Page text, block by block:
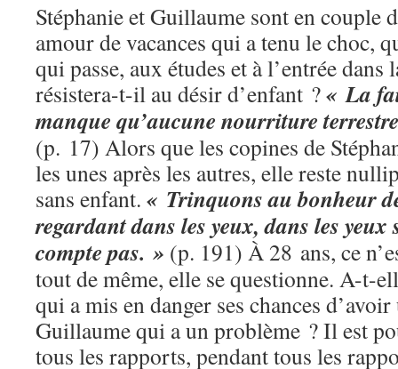
Stéphanie et Guillaume sont en couple
amour de vacances qui a tenu le choc,
qui passe, aux études et à l’entrée
résistera-t-il au désir d’enfant ?« La
manque qu’aucune nourriture
(p. 17) Alors que les copines de
les unes après les autres, elle reste
sans enfant. « Trinquons au bonheur
regardant dans les yeux, dans les
compte pas. » (p. 191) À 28 ans, ce
tout de même, elle se questionne. A-t-
qui a mis en danger ses chances
Guillaume qui a un problème ? Il est
tous les rapports, pendant tous les